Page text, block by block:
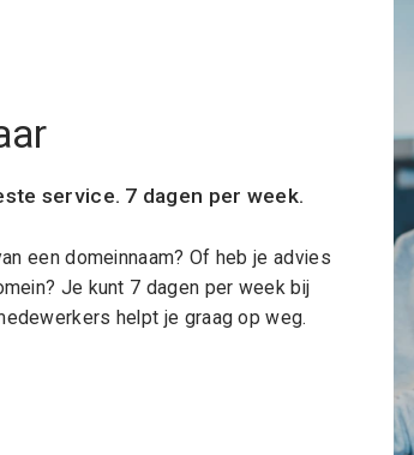
service. 7 dagen per week.
een domeinnaam? Of heb je advies
Je kunt 7 dagen per week bij
helpt je graag op weg.